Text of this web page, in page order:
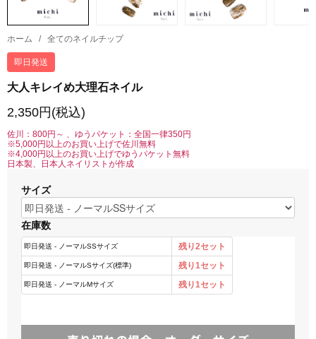
ホーム / 全てのネイルチップ
即日発送
大人キレイめ大理石ネイル
2,350円(税込)
佐川：800円～ 、ゆうパケット：全国一律350円
※5,000円以上のお買い上げで佐川無料
※4,000円以上のお買い上げでゆうパケット無料
日本製、日本人ネイリストが作成
サイズ
在庫数